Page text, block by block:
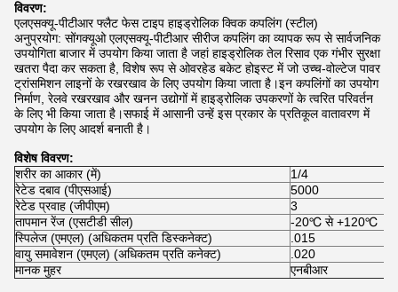
विवरण:
एलएसक्यू-पीटीआर फ्लैट फेस टाइप हाइड्रोलिक क्विक कपलिंग (स्टील)
अनुप्रयोग: सोंगक्यूओ एलएसक्यू-पीटीआर सीरीज कपलिंग का व्यापक रूप से सार्वजनिक
उपयोगिता बाजार में उपयोग किया जाता है जहां हाइड्रोलिक तेल रिसाव एक गंभीर सुरक्षा
खतरा पैदा कर सकता है, विशेष रूप से ओवरहेड बकेट होइस्ट में जो उच्च-वोल्टेज पावर
ट्रांसमिशन लाइनों के रखरखाव के लिए उपयोग किया जाता है।इन कपलिंगों का उपयोग
निर्माण, रेलवे रखरखाव और खनन उद्योगों में हाइड्रोलिक उपकरणों के त्वरित परिवर्तन
के लिए भी किया जाता है।सफाई में आसानी उन्हें इस प्रकार के प्रतिकूल वातावरण में
उपयोग के लिए आदर्श बनाती है।
विशेष विवरण:
शरीर का आकार (में)
1/4
रेटेड दबाव (पीएसआई)
5000
रेटेड प्रवाह (जीपीएम)
3
तापमान रेंज (एसटीडी सील)
-20℃ से +120℃
स्पिलेज (एमएल) (अधिकतम प्रति डिस्कनेक्ट)
.015
वायु समावेशन (एमएल) (अधिकतम प्रति कनेक्ट)
.020
मानक मुहर
एनबीआर